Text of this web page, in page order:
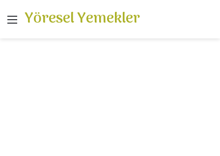
Menü
Yöresel Yemekler